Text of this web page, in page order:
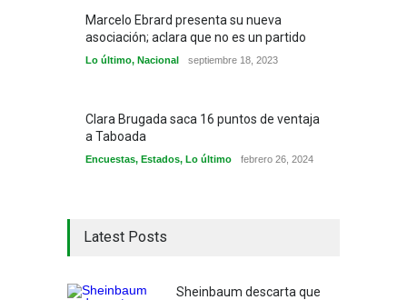
Marcelo Ebrard presenta su nueva
asociación; aclara que no es un partido
Lo último, Nacional septiembre 18, 2023
Clara Brugada saca 16 puntos de ventaja
a Taboada
Encuestas, Estados, Lo último febrero 26, 2024
Latest Posts
Sheinbaum descarta que